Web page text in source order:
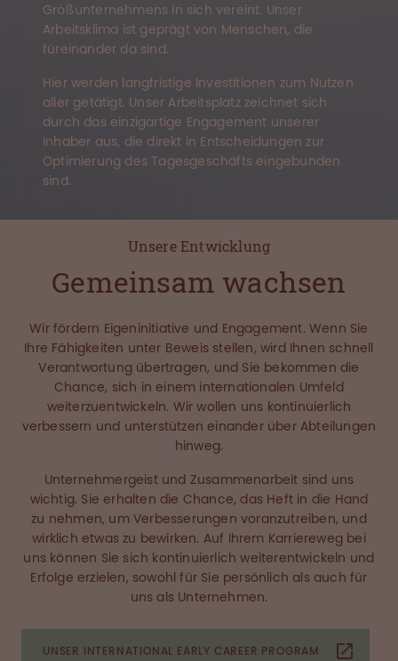
Großunternehmens in sich vereint. Unser
Arbeitsklima ist geprägt von Menschen, die
füreinander da sind.
Hier werden langfristige Investitionen zum Nutzen
aller getätigt. Unser Arbeitsplatz zeichnet sich
durch das einzigartige Engagement unserer
Inhaber aus, die direkt in Entscheidungen zur
Optimierung des Tagesgeschäfts eingebunden
sind.
Unsere Entwicklung
Gemeinsam wachsen
Wir fördern Eigeninitiative und Engagement. Wenn Sie
Ihre Fähigkeiten unter Beweis stellen, wird Ihnen schnell
Verantwortung übertragen, und Sie bekommen die
Chance, sich in einem internationalen Umfeld
weiterzuentwickeln. Wir wollen uns kontinuierlich
verbessern und unterstützen einander über Abteilungen
hinweg.
Unternehmergeist und Zusammenarbeit sind uns
wichtig. Sie erhalten die Chance, das Heft in die Hand
zu nehmen, um Verbesserungen voranzutreiben, und
wirklich etwas zu bewirken. Auf Ihrem Karriereweg bei
uns können Sie sich kontinuierlich weiterentwickeln und
Erfolge erzielen, sowohl für Sie persönlich als auch für
uns als Unternehmen.
UNSER INTERNATIONAL EARLY CAREER PROGRAM